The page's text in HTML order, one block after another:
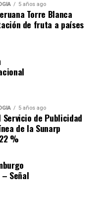
5 años ago
Torre Blanca
de fruta a países
5 años ago
de Publicidad
de la Sunarp
%
Señal